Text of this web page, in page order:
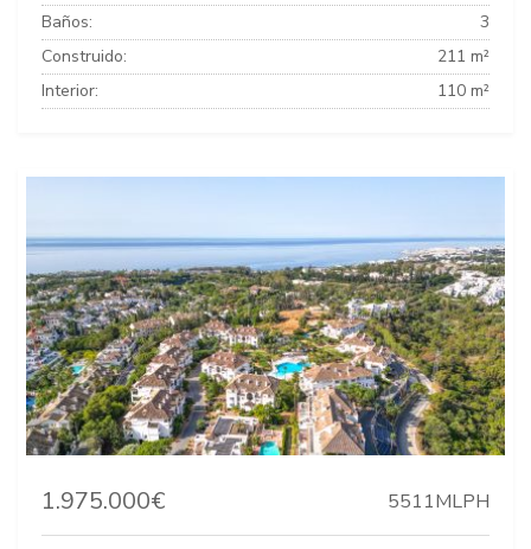
Baños:
3
Construido:
211 m²
Interior:
110 m²
1.975.000€ 5511MLPH